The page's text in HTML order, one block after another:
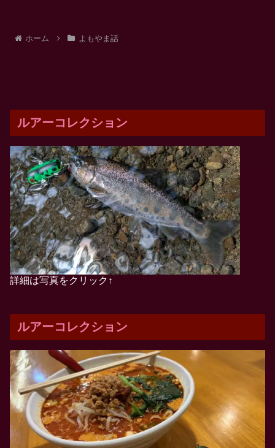
ホーム よもやま話
ルアーコレクション
詳細は写真をクリック↑
ルアーコレクション